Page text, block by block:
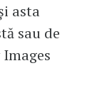
asta
sau de